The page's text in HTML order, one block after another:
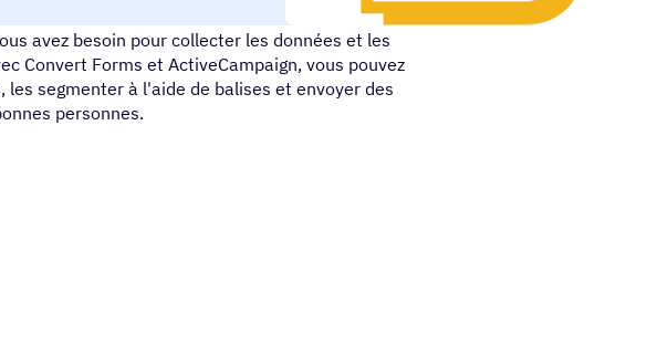
convivial pour Joomla qui vous permet de
avez besoin pour collecter les données et les
Convert Forms et ActiveCampaign, vous pouvez
segmenter à l'aide de balises et envoyer des
personnes.